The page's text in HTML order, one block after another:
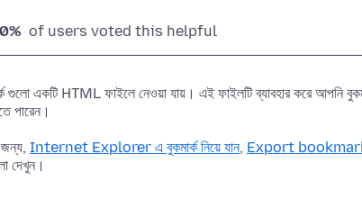
of users voted this helpful
গুলো একটি HTML ফাইলে নেওয়া যায়। এই ফাইলটি ব্যাবহার করে আপনি
পারেন।
জন্য, Internet Explorer এ বুকমার্ক নিয়ে যান, Export
দেখুন।